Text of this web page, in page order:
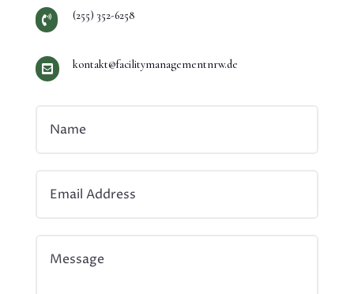
 (255) 352-6258
 kontakt@facilitymanagementnrw.de